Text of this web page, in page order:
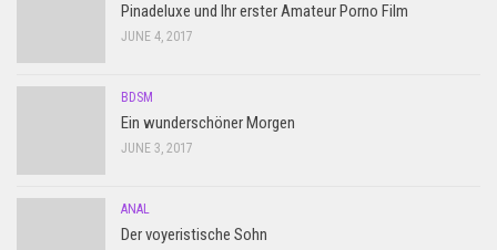
Pinadeluxe und Ihr erster Amateur Porno Film
JUNE 4, 2017
BDSM
Ein wunderschöner Morgen
JUNE 3, 2017
ANAL
Der voyeristische Sohn